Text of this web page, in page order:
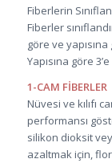
Fiberlerin
Fiberler
göre ve yapısına
Yapısına göre
1-CAM FİBERLER
Nüvesi ve kılıfı
performansı
silikon dioksit
azaltmak için,